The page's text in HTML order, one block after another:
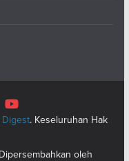
Digest. Keseluruhan Hak
oleh